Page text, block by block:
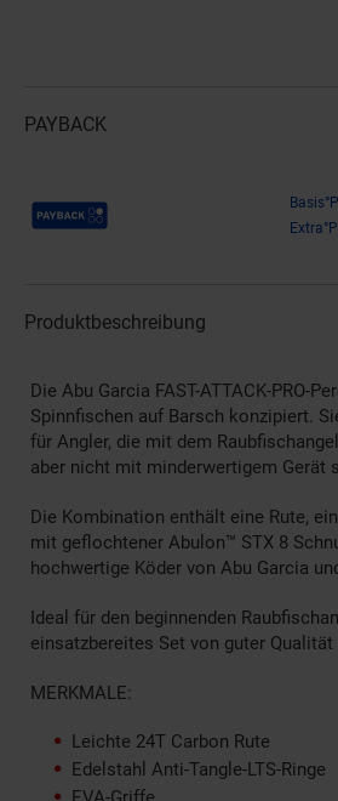
PAYBACK
Payback Punkte
Produktbeschreibung
Die Abu Garcia FAST-ATTACK-PRO-
Spinnfischen auf Barsch konzipiert.
für Angler, die mit dem
aber nicht mit minderwertigem Gerät
Die Kombination enthält eine Rute,
mit geflochtener Abulon™ STX 8
hochwertige Köder von Abu Garcia
Ideal für den beginnenden
einsatzbereites Set von guter Qualität
MERKMALE:
Leichte 24T Carbon Rute
Edelstahl Anti-Tangle-LTS-Ringe